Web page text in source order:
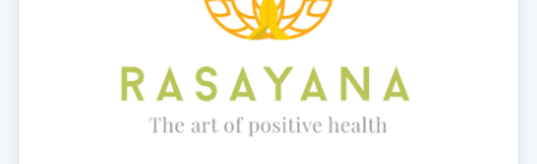
Huduppstramning